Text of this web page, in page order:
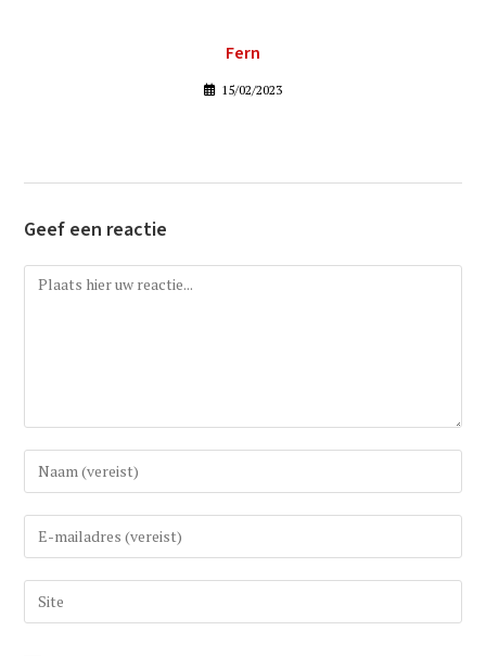
Fern
15/02/2023
Geef een reactie
Reactie
Vul
uw
(gebruikers)naam
Vul
uw
e-
mail
Vul
uw